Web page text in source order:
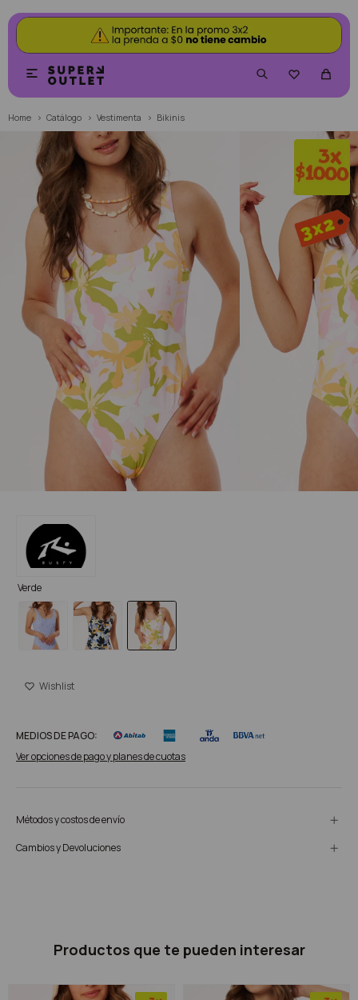


Home Catálogo Vestimenta Bikinis
Verde
MEDIOS DE PAGO:
Ver opciones de pago y planes de cuotas
Métodos y costos de envío
Cambios y Devoluciones
Productos que te pueden interesar